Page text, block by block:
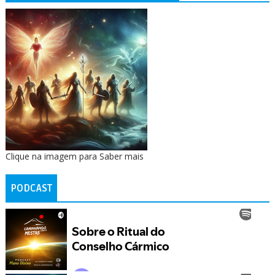
Clique na imagem para Saber mais
PODCAST